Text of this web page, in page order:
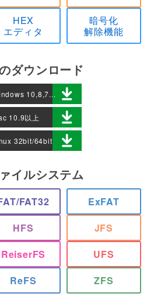
HEX
エディタ
暗号化
解除機能
ダウンロード
10,8,7...
10.9以上
32bit/64bit
イルシステム
FAT32
ExFAT
HFS
JFS
ReiserFS
UFS
ReFS ZFS